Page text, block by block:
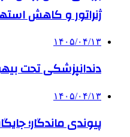
ژنراتور و کاهش
۱۴۰۵/۰۴/۱۳
دندانپزشکی تحت
۱۴۰۵/۰۴/۱۳
پیوندی ماندگار؛